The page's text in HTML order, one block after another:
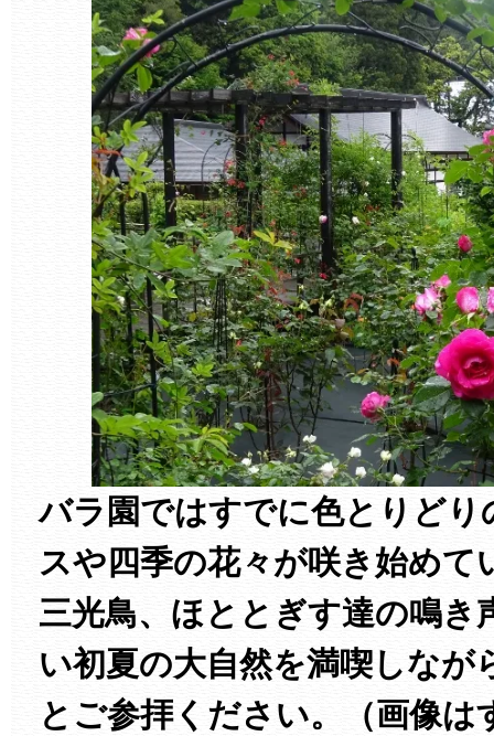
バラ園ではすでに色とりどり
スや四季の花々が咲き始めて
三光鳥、ほととぎす達の鳴き
い初夏の大自然を満喫しなが
とご参拝ください。（画像は